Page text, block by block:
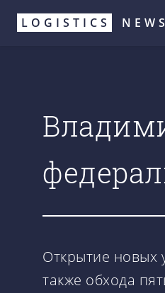
Перейти
LOGISTICS NEWS
Открытие новых
также обхода